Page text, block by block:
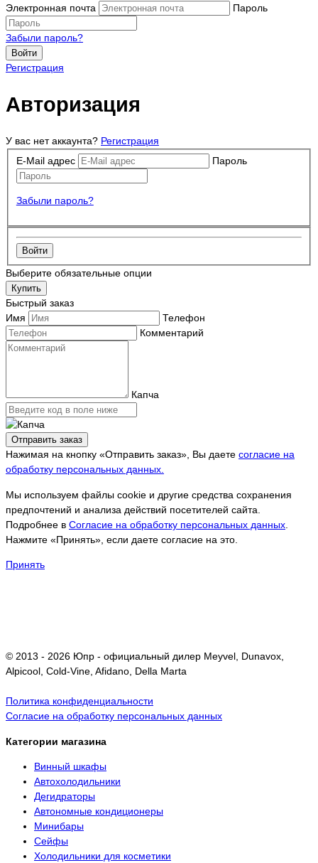
Электронная почта
Пароль
Забыли пароль?
Войти
Регистрация
Авторизация
У вас нет аккаунта? Регистрация
E-Mail адрес
Пароль
Забыли пароль?
Войти
Выберите обязательные опции
Купить
Быстрый заказ
Имя
Телефон
Комментарий
Капча
Отправить заказ
Нажимая на кнопку «Отправить заказ», Вы даете согласие на
обработку персональных данных.
Мы используем файлы cookie и другие средства сохранения
предпочтений и анализа действий посетителей сайта.
Подробнее в Согласие на обработку персональных данных
Нажмите «Принять», если даете согласие на это.
Принять
© 2013 - 2026 Юпр - официальный дилер Meyvel, Dunavox,
Alpicool, Cold-Vine, Afidano, Della Marta
Политика конфиденциальности
Согласие на обработку персональных данных
Категории магазина
Винный шкафы
Автохолодильники
Дегидраторы
Автономные кондиционеры
Минибары
Сейфы
Холодильники для косметики